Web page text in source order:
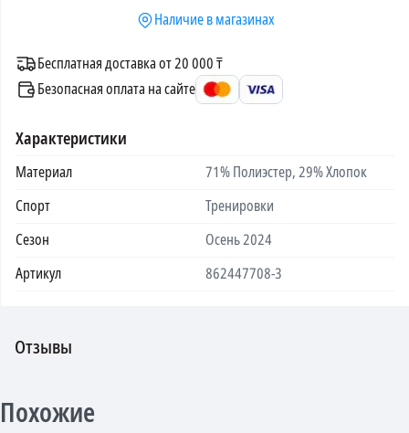
Наличие в магазинах
Бесплатная доставка от 20 000 ₸
Безопасная оплата на сайте
Характеристики
Материал
71% Полиэстер, 29% Хлопок
Спорт
Тренировки
Сезон
Осень 2024
Артикул
862447708-3
Отзывы
Похожие